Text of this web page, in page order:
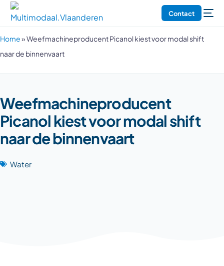
Contact
Home»Weef­ma­chine­pro­du­cent Picanol kiest voor modal shift
naar de binnenvaart
Weef­ma­chine­pro­du­cent
Picanol kiest voor modal shift
naar de binnenvaart
Water